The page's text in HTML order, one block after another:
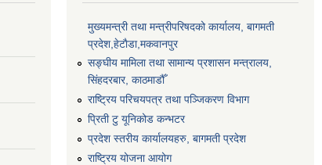
मुख्यमन्त्री तथा मन्त्रीपरिषदको कार्यालय, बागमती
प्रदेश,हेटाैडा,मकवानपुर
सङ्‍घीय मामिला तथा सामान्य प्रशासन मन्त्रालय,
सिंहदरबार, काठमाडौँ
राष्ट्रिय परिचयपत्र तथा पञ्जिकरण विभाग
प्रिती टु यूनिकोड कन्भटर
प्रदेश स्तरीय कार्यालयहरु, बागमती प्रदेश
राष्ट्रिय योजना आयोग